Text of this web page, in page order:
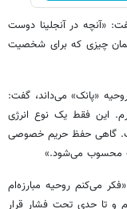
«آنچه در آنجلینا دوست
چیزی که برای شخصیت
«پانک» می‌داند، گفت:
این فقط یک نوع انرژی
گاهی حفظ حریم خصوصی
محسوب می‌شود.»
می‌کنم روحیه مبارزه‌ام
و تا حدی تحت فشار قرار